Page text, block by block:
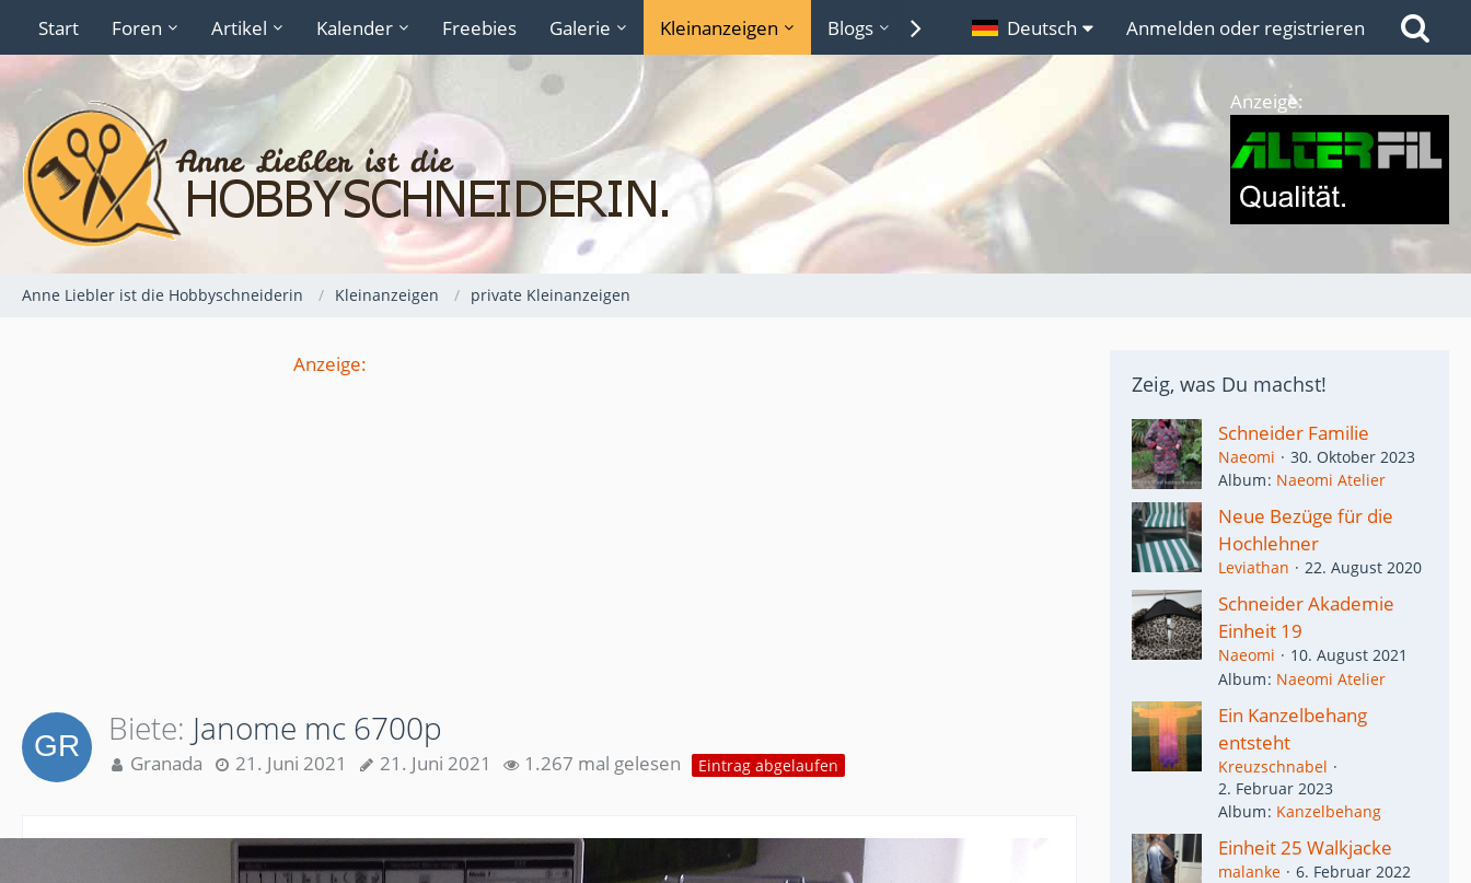
Start Foren Artikel Kalender Freebies Galerie Kleinanzeigen Blogs Lexikon Links
Deutsch Anmelden oder registrieren
Anzeige:
Anne Liebler ist die Hobbyschneiderin Kleinanzeigen private Kleinanzeigen
Anzeige:
Biete Janome mc 6700p
Granada 21. Juni 2021 21. Juni 2021 1.267 mal gelesen Eintrag abgelaufen
Zeig, was Du machst!
Schneider Familie
Naeomi
30. Oktober 2023
Album Naeomi Atelier
Neue Bezüge für die
Hochlehner
Leviathan 22. August 2020
Schneider Akademie
Einheit 19
Naeomi
10. August 2021
Album Naeomi Atelier
Ein Kanzelbehang
entsteht
Kreuzschnabel
2. Februar 2023
Album Kanzelbehang
Einheit 25 Walkjacke
malanke
6. Februar 2022